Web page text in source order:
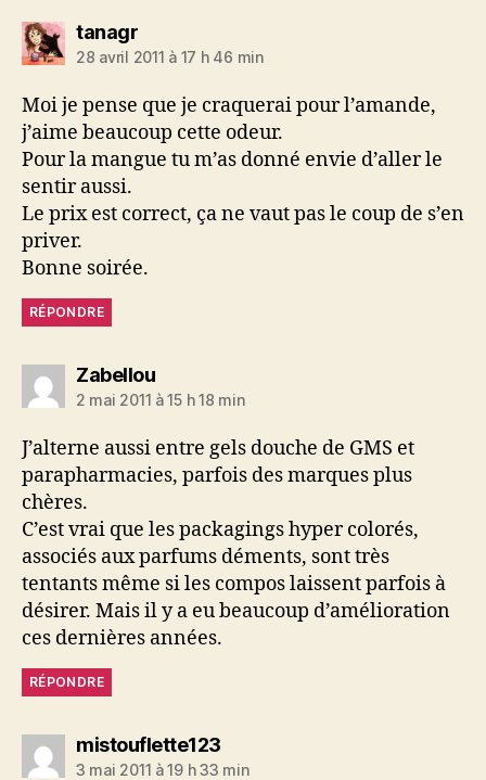
tanagrdit :
28 avril 2011 à 17 h 46 min
Moi je pense que je craquerai pour l’amande,
j’aime beaucoup cette odeur.
Pour la mangue tu m’as donné envie d’aller le
sentir aussi.
Le prix est correct, ça ne vaut pas le coup de s’en
priver.
Bonne soirée.
RÉPONDRE
Zabelloudit :
2 mai 2011 à 15 h 18 min
J’alterne aussi entre gels douche de GMS et
parapharmacies, parfois des marques plus
chères.
C’est vrai que les packagings hyper colorés,
associés aux parfums déments, sont très
tentants même si les compos laissent parfois à
désirer. Mais il y a eu beaucoup d’amélioration
ces dernières années.
RÉPONDRE
mistouflette123dit :
3 mai 2011 à 19 h 33 min